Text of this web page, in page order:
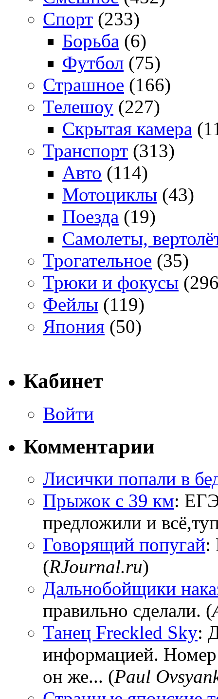
Спорт (233)
Борьба (6)
Футбол (75)
Страшное (166)
Телешоу (227)
Скрытая камера
Транспорт (313)
Авто (114)
Мотоциклы (43)
Поезда (19)
Самолеты,
Трогательное (35)
Трюки и фокусы
Фейлы (119)
Япония (50)
Кабинет
Войти
Комментарии
Лисички попали в
Прыжок с 39 км:
предложили и
Говорящий попугай:
(RJournal.ru)
Дальнобойщики
правильно сделали. (
Танец Freckled Sky:
информацией.
он же... (Paul